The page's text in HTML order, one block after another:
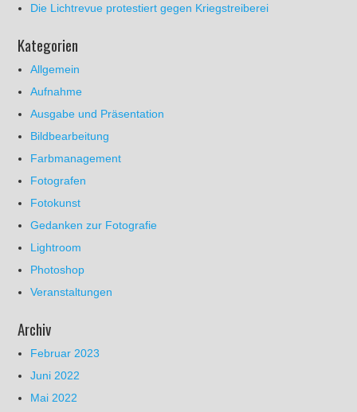
Die Lichtrevue protestiert gegen Kriegstreiberei
Kategorien
Allgemein
Aufnahme
Ausgabe und Präsentation
Bildbearbeitung
Farbmanagement
Fotografen
Fotokunst
Gedanken zur Fotografie
Lightroom
Photoshop
Veranstaltungen
Archiv
Februar 2023
Juni 2022
Mai 2022